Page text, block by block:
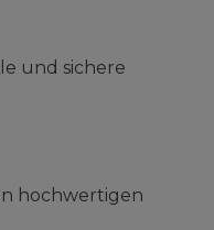
und sichere
hochwertigen